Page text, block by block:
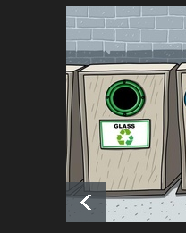
| سهراب خیری
تخصصی فصل
ماه قبل